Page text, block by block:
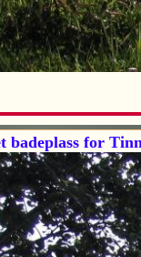
badeplass for